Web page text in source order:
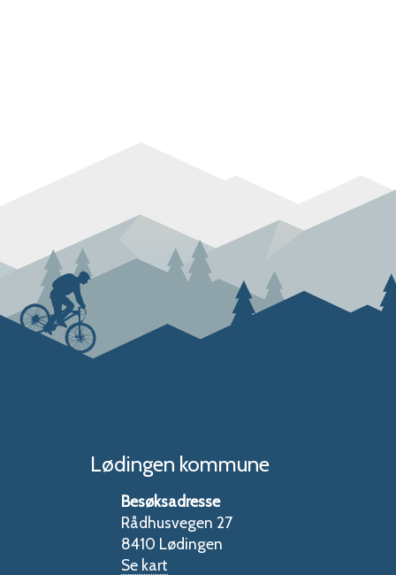
Lødingen kommune
Besøksadresse
Rådhusvegen 27
8410 Lødingen
Se kart